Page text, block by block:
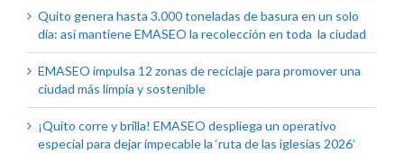
Quito genera hasta 3.000 toneladas de basura en un solo
día: así mantiene EMASEO la recolección en toda la ciudad
EMASEO impulsa 12 zonas de reciclaje para promover una
ciudad más limpia y sostenible
¡Quito corre y brilla! EMASEO despliega un operativo
especial para dejar impecable la ‘ruta de las iglesias 2026’